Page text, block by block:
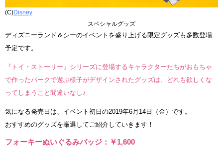
(C)Disney
スペシャルグッズ
ディズニーランド＆シーのイベントを盛り上げる限定グッズも多数登場
予定です。
『トイ・ストーリー』シリーズに登場するキャラクターたちがおもちゃ
で作ったパークで遊ぶ様子がデザインされたグッズは、どれも欲しくな
ってしまうこと間違いなし♪
気になる発売日は、イベント初日の2019年6月14日（金）です。
おすすめのグッズを厳選してご紹介していきます！
フォーキーぬいぐるみバッジ：￥1,600